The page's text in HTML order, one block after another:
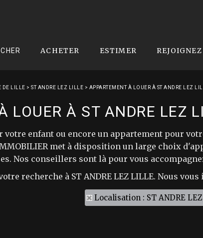
ACHETER ESTIMER
DE LILLE > ST ANDRE LEZ LILLE > APPARTEMENT À LOUER À ST ANDRE LEZ
LOUER À ST ANDRE LEZ
votre enfant ou encore un appartement pour
met à disposition un large choix
Nos conseillers sont là pour vous
recherche à ST ANDRE LEZ LILLE. Nous
Localisation : ST ANDRE